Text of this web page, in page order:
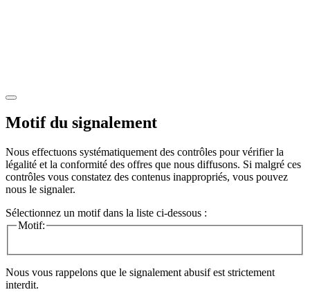
Motif du signalement
Nous effectuons systématiquement des contrôles pour vérifier la
légalité et la conformité des offres que nous diffusons. Si malgré ces
contrôles vous constatez des contenus inappropriés, vous pouvez
nous le signaler.
Sélectionnez un motif dans la liste ci-dessous :
Motif:
Nous vous rappelons que le signalement abusif est strictement
interdit.